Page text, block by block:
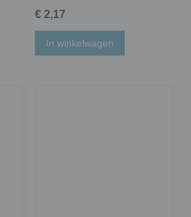
€ 2,17
In winkelwagen